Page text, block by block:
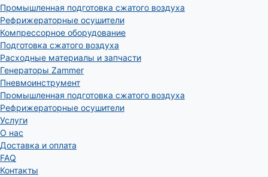
Промышленная подготовка сжатого воздуха
Рефрижераторные осушители
Компрессорное оборудование
Подготовка сжатого воздуха
Расходные материалы и запчасти
Генераторы Zammer
Пневмоинструмент
Промышленная подготовка сжатого воздуха
Рефрижераторные осушители
Услуги
О нас
Доставка и оплата
FAQ
Контакты